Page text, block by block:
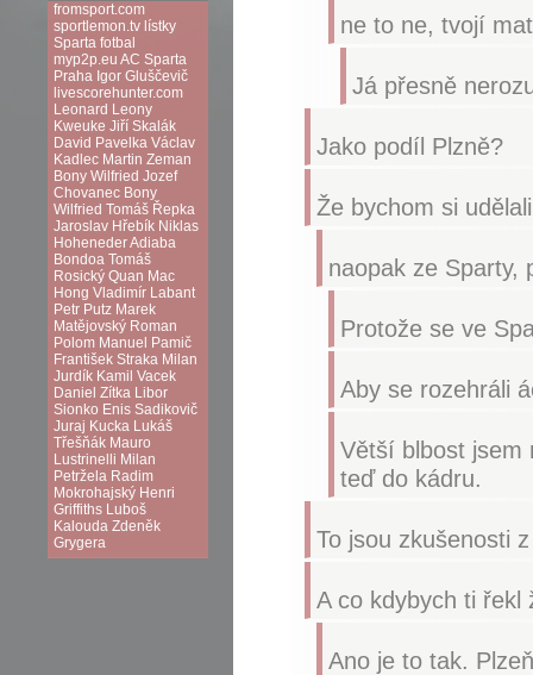
ne to ne, tvojí
Já přesně
Jako podíl Plzně?
Že bychom si
naopak ze Sparty,
Protože se ve
Aby se rozehráli
Větší blbost jsem
teď do kádru.
To jsou zkušenosti
A co kdybych ti
Ano je to tak.
fromsport.com
sportlemon.tv lístky
Sparta fotbal
myp2p.eu AC Sparta
Praha Igor Gluščevič
livescorehunter.com
Leonard Leony
Kweuke Jiří Skalák
David Pavelka Václav
Kadlec Martin Zeman
Bony Wilfried Jozef
Chovanec Bony
Wilfried Tomáš Řepka
Jaroslav Hřebík Niklas
HohenederAdiaba
Bondoa Tomáš
Rosický Quan Mac
Hong Vladimír Labant
Petr Putz Marek
Matějovský Roman
Polom Manuel Pamič
František Straka Milan
Jurdík Kamil Vacek
Daniel Zítka Libor
Sionko Enis Sadikovič
Juraj Kucka Lukáš
Třešňák Mauro
Lustrinelli Milan
Petržela Radim
Mokrohajský Henri
Griffiths Luboš
Kalouda Zdeněk
Grygera